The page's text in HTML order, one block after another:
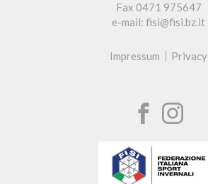
Fax 0471 975647
e-mail: fisi@fisi.bz.it
Impressum Privacy